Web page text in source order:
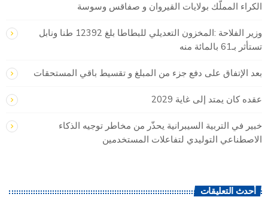
الكراء المملّك بولايات القيروان و صفاقس وسوسة
وزير الفلاحة :المخزون التعديلي للبطاطا بلغ 12392 طنا ونابل
تستأثر بـ61 بالمائة منه
بعد الإتفاق على دفع جزء من المبلغ و تقسيط باقي المستحقات
عقده كان يمتد إلى غاية 2029
خبير في التربية السيبرانية يحذّر من مخاطر توجيه الذكاء
الاصطناعي التوليدي لتفاعلات المستخدمين
أحدث التعليقات